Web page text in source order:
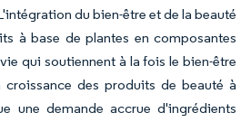
du bien-être et de la beauté
à base de plantes en composantes
qui soutiennent à la fois le bien-être
des produits de beauté à
une demande accrue d'ingrédients